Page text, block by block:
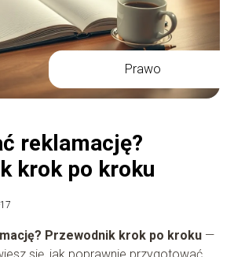
Prawo
reklamację?
krok po kroku
Przewodnik krok po kroku—